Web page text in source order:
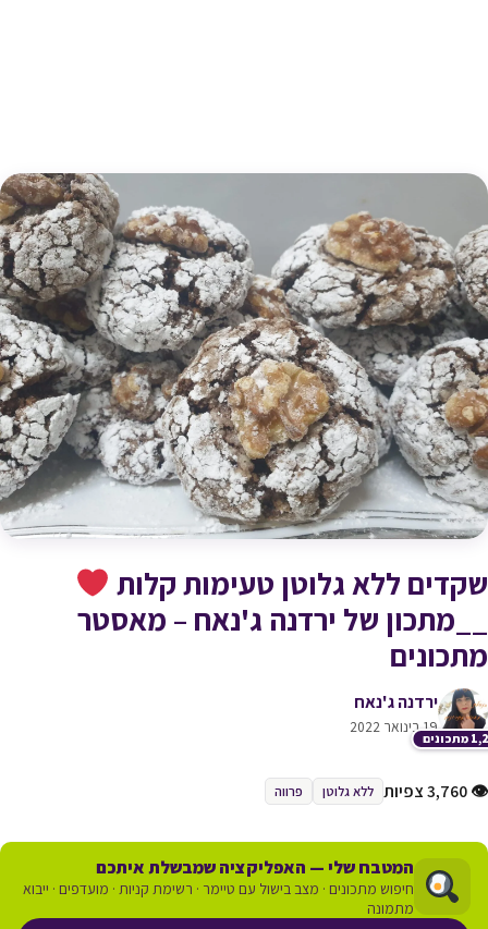
שקדים ללא גלוטן טעימות קלות
__מתכון של ירדנה ג'נאח – מאסטר
מתכונים
ירדנה ג'נאח
19 בינואר 2022
👁 3,760 צפיות ללא גלוטן פרווה
המטבח שלי — האפליקציה שמבשלת איתכם
חיפוש מתכונים · מצב בישול עם טיימר · רשימת קניות · מועדפים · ייבוא
מתמונה